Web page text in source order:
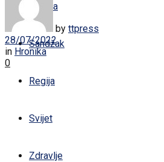
Kultura
Sandžak
Regija
Svijet
Zdravlje
by ttpress
28/07/2022
in Hronika
0